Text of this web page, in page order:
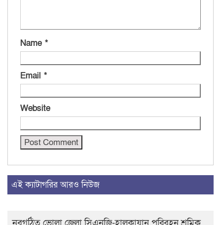
Name *
Email *
Website
এই ক্যাটাগরির আরও নিউজ